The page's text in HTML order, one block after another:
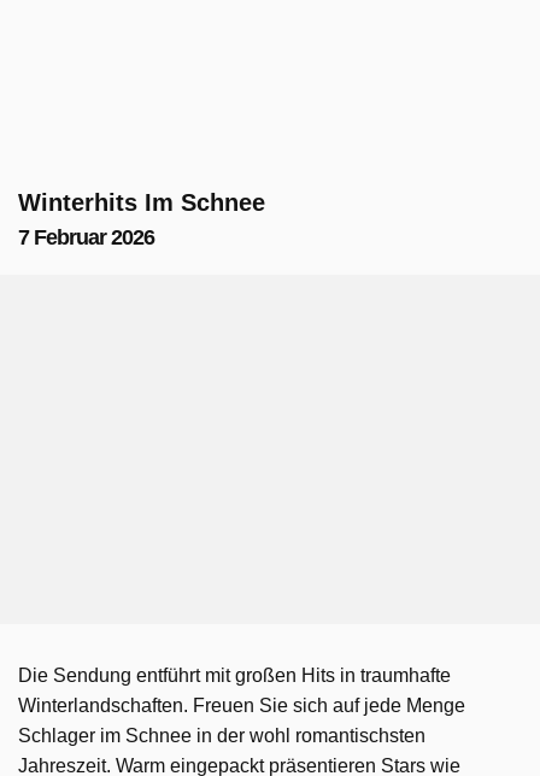
Winterhits Im Schnee
7 Februar 2026
Die Sendung entführt mit großen Hits in traumhafte
Winterlandschaften. Freuen Sie sich auf jede Menge
Schlager im Schnee in der wohl romantischsten
Jahreszeit. Warm eingepackt präsentieren Stars wie